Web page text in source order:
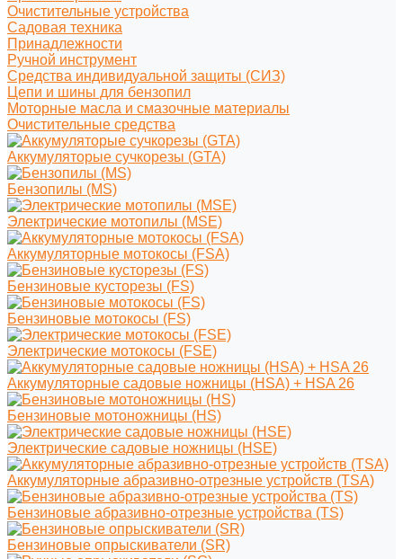
Очистительные устройства
Садовая техника
Принадлежности
Ручной инструмент
Средства индивидуальной защиты (СИЗ)
Цепи и шины для бензопил
Моторные масла и смазочные материалы
Очистительные средства
Аккумуляторые сучкорезы (GTA)
Бензопилы (MS)
Электрические мотопилы (MSE)
Аккумуляторные мотокосы (FSA)
Бензиновые кусторезы (FS)
Бензиновые мотокосы (FS)
Электрические мотокосы (FSE)
Аккумуляторные садовые ножницы (HSA) + HSA 26
Бензиновые мотоножницы (HS)
Электрические садовые ножницы (HSE)
Аккумуляторные абразивно-отрезные устройств (TSA)
Бензиновые абразивно-отрезные устройства (TS)
Бензиновые опрыскиватели (SR)